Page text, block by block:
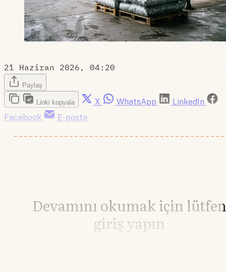
21 Haziran 2026, 04:20
Paylaş
Linki kopyala X WhatsApp
LinkedIn
Facebook
E-posta
Devamını okumak için lütfen
giriş yapın